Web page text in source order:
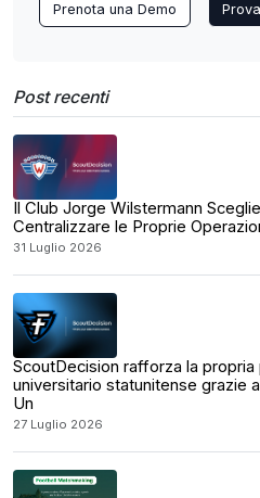
Prenota una Demo
Post recenti
Il Club Jorge Wilstermann
Centralizzare le Proprie
31 Luglio 2026
ScoutDecision rafforza la propria
universitario statunitense grazie
Un
27 Luglio 2026